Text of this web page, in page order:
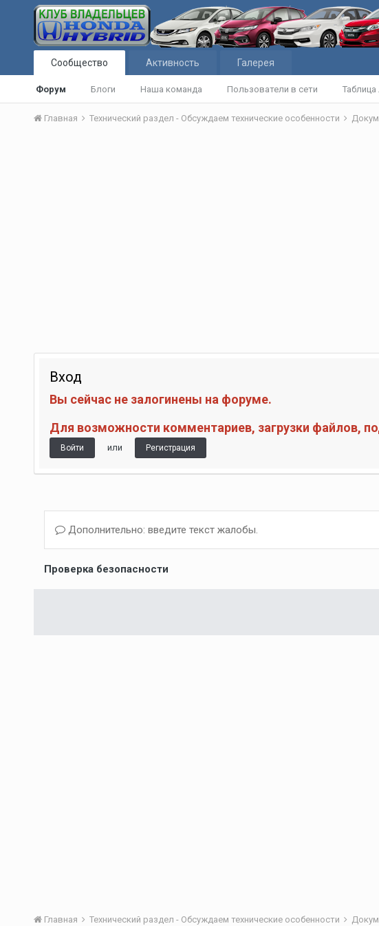
Сообщество
Форум Блоги Наша команда Пользователи в сети
Активность Галерея
Главная Технический раздел - Обсуждаем технические особенности
Вход
Вы сейчас не залогинены на форуме.
Для возможности комментариев, загрузки файлов,
Войти или Регистрация
Дополнительно: введите текст жалобы.
Проверка безопасности
Главная Технический раздел - Обсуждаем технические особенности